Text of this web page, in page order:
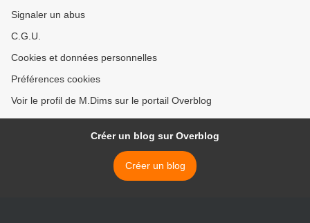
Signaler un abus
C.G.U.
Cookies et données personnelles
Préférences cookies
Voir le profil de M.Dims sur le portail Overblog
Créer un blog sur Overblog
Créer un blog